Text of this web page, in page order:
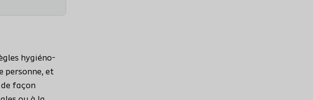
hygiéno-
personne, et
façon